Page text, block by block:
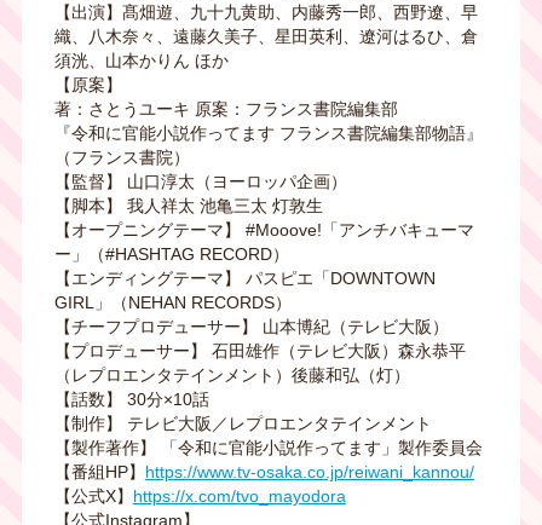
【出演】髙畑遊、九十九黄助、内藤秀一郎、西野遼、早
織、八木奈々、遠藤久美子、星田英利、遼河はるひ、倉
須洸、山本かりん ほか
【原案】
著：さとうユーキ 原案：フランス書院編集部
『令和に官能小説作ってます フランス書院編集部物語』
（フランス書院）
【監督】 山口淳太（ヨーロッパ企画）
【脚本】 我人祥太 池亀三太 灯敦生
【オープニングテーマ】 #Mooove!「アンチバキューマ
ー」（#HASHTAG RECORD）
【エンディングテーマ】 パスピエ「DOWNTOWN
GIRL」（NEHAN RECORDS）
【チーフプロデューサー】 山本博紀（テレビ大阪）
【プロデューサー】 石田雄作（テレビ大阪）森永恭平
（レプロエンタテインメント）後藤和弘（灯）
【話数】 30分×10話
【制作】 テレビ大阪／レプロエンタテインメント
【製作著作】 「令和に官能小説作ってます」製作委員会
【番組HP】 https://www.tv-osaka.co.jp/reiwani_kannou/
【公式X】 https://x.com/tvo_mayodora
【公式Instagram】